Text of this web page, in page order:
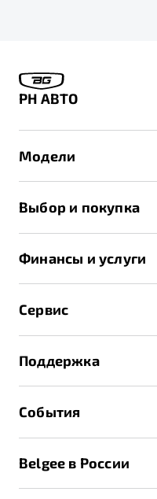
РН АВТО
Модели
X70
Выбор и покупка
Записаться на тест-драйв
Получить предложение
Финансы и услуги
Страхование
Расчет КАСКО
Сервис
Техническое обслуживание
Калькулятор ТО
Поддержка
Помощь на дорогах
Belgee Линк
События
Belgee в России